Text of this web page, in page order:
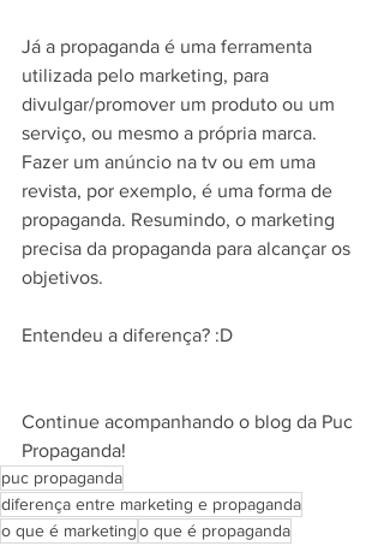
Já a propaganda é uma ferramenta
utilizada pelo marketing, para
divulgar/promover um produto ou um
serviço, ou mesmo a própria marca.
Fazer um anúncio na tv ou em uma
revista, por exemplo, é uma forma de
propaganda. Resumindo, o marketing
precisa da propaganda para alcançar os
objetivos.
Entendeu a diferença? :D
Continue acompanhando o blog da Puc
Propaganda!
puc propaganda
diferença entre marketing e propaganda
o que é marketingo que é propaganda